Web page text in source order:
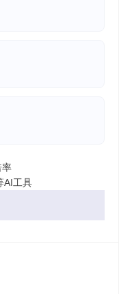
率
AI工具